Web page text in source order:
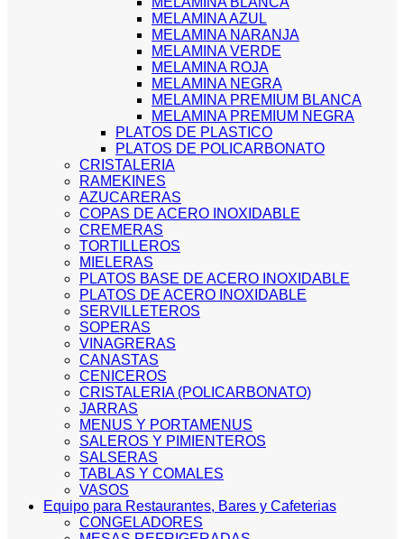
MELAMINA AZUL
MELAMINA NARANJA
MELAMINA VERDE
MELAMINA ROJA
MELAMINA NEGRA
MELAMINA PREMIUM BLANCA
MELAMINA PREMIUM NEGRA
PLATOS DE PLASTICO
PLATOS DE POLICARBONATO
CRISTALERIA
RAMEKINES
AZUCARERAS
COPAS DE ACERO INOXIDABLE
CREMERAS
TORTILLEROS
MIELERAS
PLATOS BASE DE ACERO INOXIDABLE
PLATOS DE ACERO INOXIDABLE
SERVILLETEROS
SOPERAS
VINAGRERAS
CANASTAS
CENICEROS
CRISTALERIA (POLICARBONATO)
JARRAS
MENUS Y PORTAMENUS
SALEROS Y PIMIENTEROS
SALSERAS
TABLAS Y COMALES
VASOS
Equipo para Restaurantes, Bares y Cafeterias
CONGELADORES